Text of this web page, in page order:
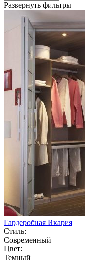
Развернуть фильтры
Гардеробная Икария
Стиль:
Современный
Цвет:
Темный